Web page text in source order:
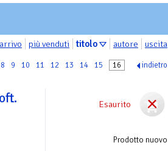
più venduti titolo autore uscita
8 9 10 11 12 13 14 15 16 indietro
Esaurito
Prodotto nuovo